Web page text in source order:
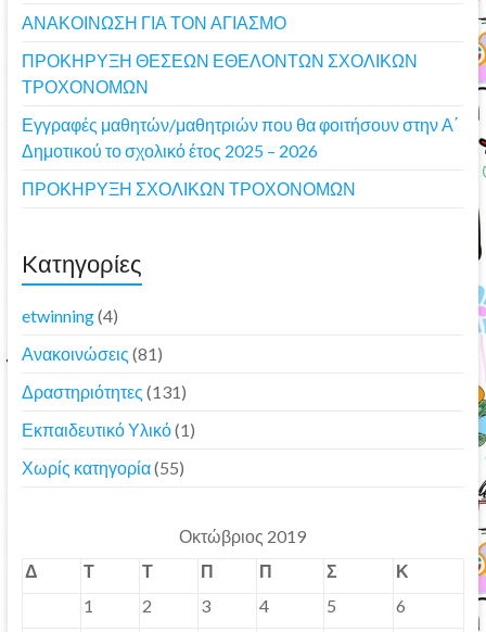
ΑΝΑΚΟΙΝΩΣΗ ΓΙΑ ΤΟΝ ΑΓΙΑΣΜΟ
ΠΡΟΚΗΡΥΞΗ ΘΕΣΕΩΝ ΕΘΕΛΟΝΤΩΝ ΣΧΟΛΙΚΩΝ
ΤΡΟΧΟΝΟΜΩΝ
Εγγραφές μαθητών/μαθητριών που θα φοιτήσουν στην Α΄
Δημοτικού το σχολικό έτος 2025 – 2026
ΠΡΟΚΗΡΥΞΗ ΣΧΟΛΙΚΩΝ ΤΡΟΧΟΝΟΜΩΝ
Kατηγορίες
etwinning(4)
Ανακοινώσεις (81)
Δραστηριότητες (131)
Εκπαιδευτικό Υλικό(1)
Χωρίς κατηγορία(55)
Οκτώβριος 2019
Δ
Τ Τ Π Π Σ
Κ
1
2 3 4 5
6